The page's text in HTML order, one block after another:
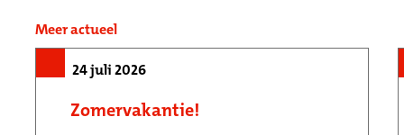
Meer actueel
24 juli 2026
Zomervakantie!